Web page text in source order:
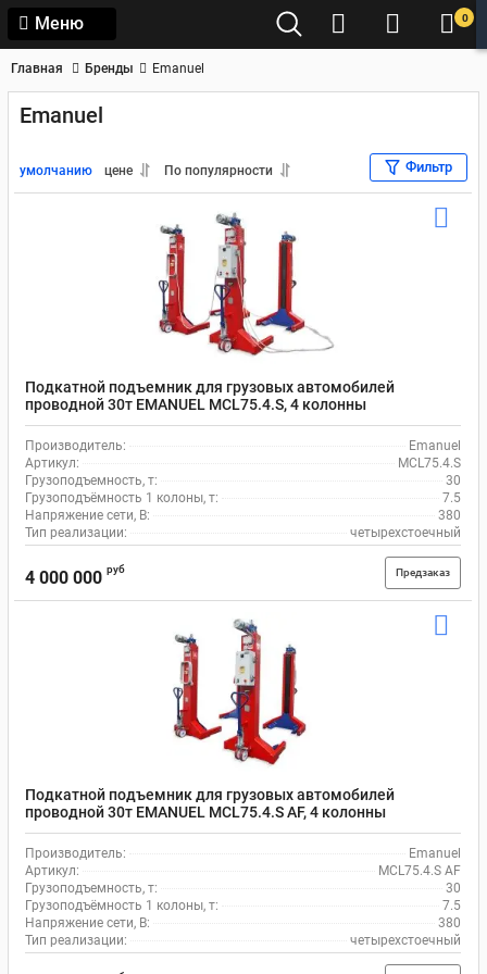
Меню 0
Главная Бренды Emanuel
Emanuel
умолчанию цене По популярности Фильтр
Подкатной подъемник для грузовых автомобилей
проводной 30т EMANUEL MCL75.4.S, 4 колонны
Производитель:
Emanuel
Артикул:
MCL75.4.S
Грузоподъемность, т:
30
Грузоподъёмность 1 колоны, т:
7.5
Напряжение сети, В:
380
Тип реализации:
четырехстоечный
4 000 000 руб Предзаказ
Подкатной подъемник для грузовых автомобилей
проводной 30т EMANUEL MCL75.4.S AF, 4 колонны
Производитель:
Emanuel
Артикул:
MCL75.4.S AF
Грузоподъемность, т:
30
Грузоподъёмность 1 колоны, т:
7.5
Напряжение сети, В:
380
Тип реализации:
четырехстоечный